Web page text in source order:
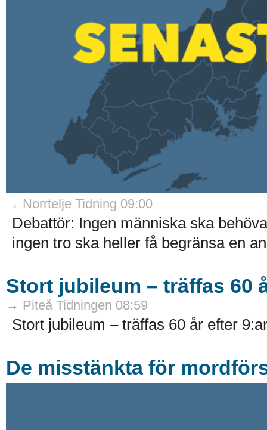
→ Norrtelje Tidning 09:00
Debattör: Ingen människa ska
ingen tro ska heller få begränsa en
Stort jubileum – träffas 60
→ Piteå Tidningen 08:59
Stort jubileum – träffas 60 år efter
De misstänkta för